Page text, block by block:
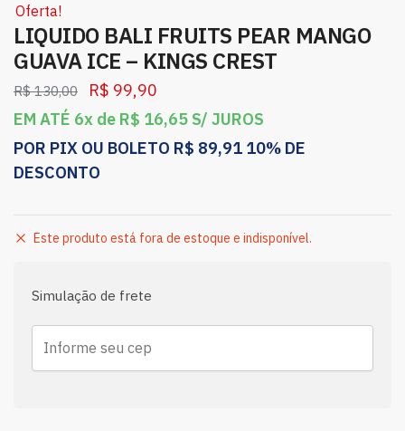
Oferta!
LIQUIDO BALI FRUITS PEAR MANGO
GUAVA ICE – KINGS CREST
R$130,00 R$ 99,90
EM ATÉ 6x de R$ 16,65 S/ JUROS
POR PIX OU BOLETO R$ 89,91 10% DE
DESCONTO
Este produto está fora de estoque e indisponível.
Simulação de frete